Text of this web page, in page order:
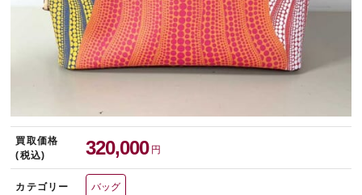
買取価格
(税込)
320,000 円
カテゴリー バッグ